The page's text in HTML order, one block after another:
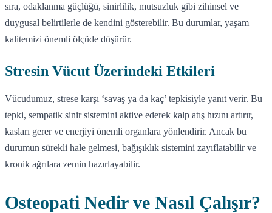
sıra, odaklanma güçlüğü, sinirlilik, mutsuzluk gibi zihinsel ve
duygusal belirtilerle de kendini gösterebilir. Bu durumlar, yaşam
kalitemizi önemli ölçüde düşürür.
Stresin Vücut Üzerindeki Etkileri
Vücudumuz, strese karşı ‘savaş ya da kaç’ tepkisiyle yanıt verir. Bu
tepki, sempatik sinir sistemini aktive ederek kalp atış hızını artırır,
kasları gerer ve enerjiyi önemli organlara yönlendirir. Ancak bu
durumun sürekli hale gelmesi, bağışıklık sistemini zayıflatabilir ve
kronik ağrılara zemin hazırlayabilir.
Osteopati Nedir ve Nasıl Çalışır?